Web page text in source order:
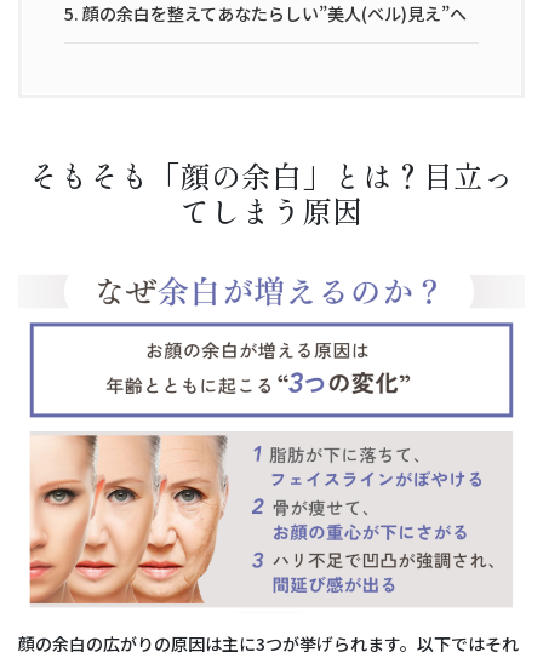
5. 顔の余白を整えてあなたらしい”美人(ベル)見え”へ
そもそも「顔の余白」とは？目立っ
てしまう原因
顔の余白の広がりの原因は主に3つが挙げられます。以下ではそれ